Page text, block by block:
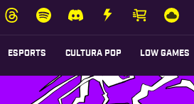
ESPORTS CULTURA POP LOW GAMES